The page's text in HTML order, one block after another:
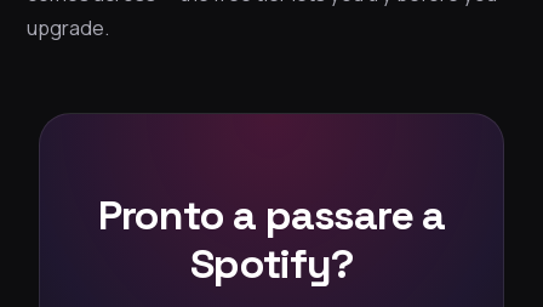
upgrade.
Pronto a passare a
Spotify?